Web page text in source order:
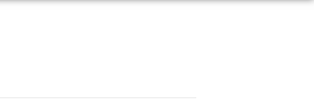
Fonctionnement